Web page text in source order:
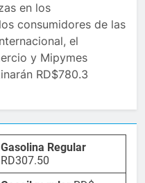
en los
consumidores de las
el
y Mipymes
RD$780.3
Gasolina Regular
RD307.50